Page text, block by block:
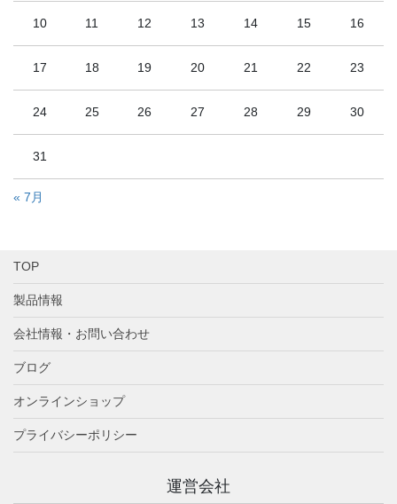
10 11 12 13 14 15 16
17 18 19 20 21 22 23
24 25 26 27 28 29 30
31
« 7月
TOP
製品情報
会社情報・お問い合わせ
ブログ
オンラインショップ
プライバシーポリシー
運営会社